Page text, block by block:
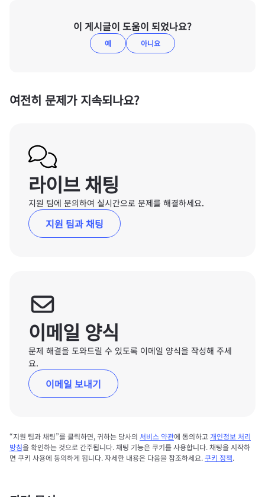
이 게시글이 도움이 되었나요?
예 아니요
여전히 문제가 지속되나요?
라이브 채팅
지원 팀에 문의하여 실시간으로 문제를 해결하세요.
지원 팀과 채팅
이메일 양식
문제 해결을 도와드릴 수 있도록 이메일 양식을 작성해 주세
요.
이메일 보내기
“지원 팀과 채팅”를 클릭하면, 귀하는 당사의 서비스 약관에 동의하고 개인정보 처리
방침을 확인하는 것으로 간주됩니다. 채팅 기능은 쿠키를 사용합니다. 채팅을 시작하
면 쿠키 사용에 동의하게 됩니다. 자세한 내용은 다음을 참조하세요.쿠키 정책.